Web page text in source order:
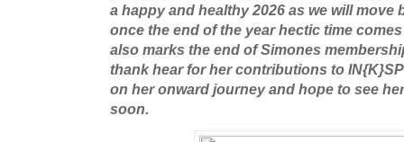
a happy and healthy 2026 as we will move
once the end of the year hectic time
also marks the end of Simones
thank hear for her contributions to
on her onward journey and hope to see
soon.